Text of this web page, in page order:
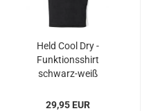
Held Cool Dry -
Funktionsshirt
schwarz-weiß
29,95 EUR